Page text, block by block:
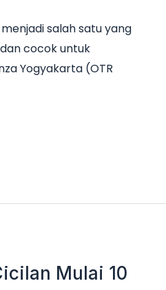
salah satu yang
cocok untuk
Yogyakarta (OTR
Mulai 10